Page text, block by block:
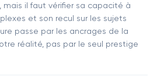
il faut vérifier sa capacité à
et son recul sur les sujets
passe par les ancrages de la
réalité, pas par le seul prestige